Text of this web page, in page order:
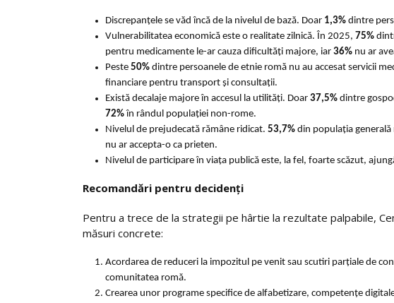
Discrepanțele se văd încă de la nivelul de bază. Doar 1,3% dintre
Vulnerabilitatea economică este o realitate zilnică. În 2025, 75%
pentru medicamente le-ar cauza dificultăți majore, iar 36% nu ar
Peste 50% dintre persoanele de etnie romă nu au accesat servicii
financiare pentru transport și consultații.
Există decalaje majore în accesul la utilități. Doar 37,5% dintre
72%în rândul populației non-rome.
Nivelul de prejudecată rămâne ridicat. 53,7% din populația generală
nu ar accepta-o ca prieten.
Nivelul de participare în viața publică este, la fel, foarte scăzut,
Recomandări pentru decidenți
Pentru a trece de la strategii pe hârtie la rezultate palpabile,
măsuri concrete:
Acordarea de reduceri la impozitul pe venit sau scutiri parțiale de
comunitatea romă.
Crearea unor programe specifice de alfabetizare, competențe